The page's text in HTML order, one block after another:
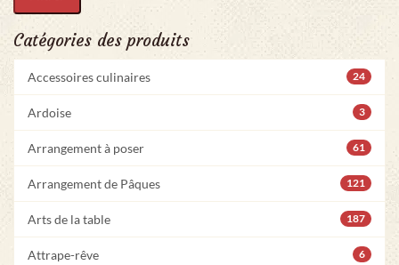
Catégories des produits
Accessoires culinaires 24
Ardoise 3
Arrangement à poser 61
Arrangement de Pâques 121
Arts de la table 187
Attrape-rêve 6